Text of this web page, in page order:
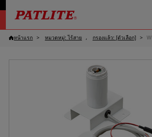
หน้าแรก หมวดหมู่: ไร้สาย กรองแล้ว: [ตัวเลือก]